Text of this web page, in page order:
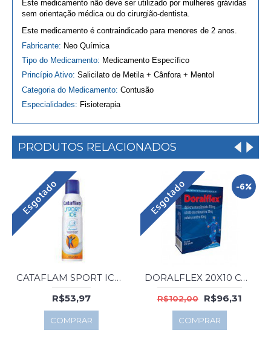
Este medicamento não deve ser utilizado por mulheres grávidas
sem orientação médica ou do cirurgião-dentista.
Este medicamento é contraindicado para menores de 2 anos.
Fabricante: Neo Química
Tipo do Medicamento: Medicamento Específico
Princípio Ativo: Salicilato de Metila + Cânfora + Mentol
Categoria do Medicamento: Contusão
Especialidades: Fisioterapia
PRODUTOS RELACIONADOS
Esgotado
CATAFLAM SPORT ICE AEROSOL 120 GR.
R$53,97
COMPRAR
-6%
Esgotado
DORALFLEX 20X10 COMP. (PHARMASCIENCE)
R$102,00 R$96,31
COMPRAR